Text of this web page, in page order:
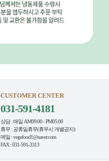
CUSTOMER CENTER
031-591-4181
상담 : 매일 AM09:00 - PM05:00
휴무 : 공휴일휴무(휴무시 개별공지)
메일 : vegefood1@naver.com
FAX : 031-591-3313